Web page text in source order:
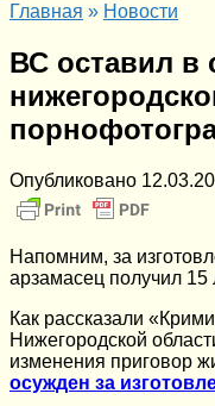
Главная » Новости
ВС оставил в
Опубликовано
Напомним, за
арзамасец получил 15
Как рассказали
Нижегородской
изменения приговор
осужден за